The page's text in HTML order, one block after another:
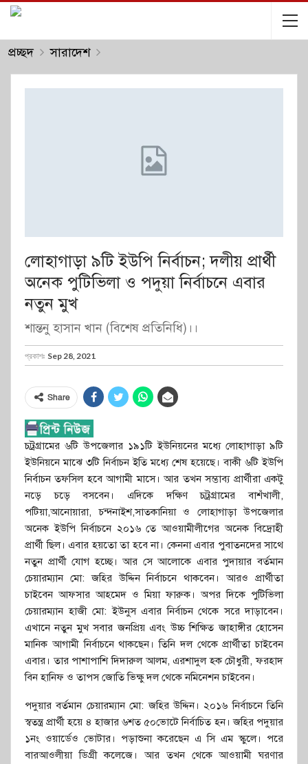
প্রচ্ছদ সারাদেশ
লোহাগাড়া ৯টি ইউপি নির্বাচন; দলীয় প্রার্থী
অনেক পুটিভিলা ও পদুয়া নির্বাচনে এবার
নতুন মুখ
শান্তনু হাসান খান (বিশেষ প্রতিনিধি)।।
প্রকাশঃ Sep 28, 2021
Share
চট্রগ্রামের ৬টি উপজেলার ১৯১টি ইউনিয়নের মধ্যে লোহাগাড়া ৯টি
ইউনিয়নে মাঝে ৩টি নির্বাচন ইতি মধ্যে শেষ হয়েছে। বাকী ৬টি ইউপি
নির্বাচন তফসিল হবে আগামী মাসে। আর তখন সম্ভাব্য প্রার্থীরা একটু
নড়ে চড়ে বসবেন। এদিকে দক্ষিণ চট্রগ্রামের বাশঁখালী,
পটিয়া,আনোয়ারা, চন্দনাইশ,সাতকানিয়া ও লোহাগাড়া উপজেলার
অনেক ইউপি নির্বাচনে ২০১৬ তে আওয়ামীলীগের অনেক বিদ্রোহী
প্রার্থী ছিল। এবার হয়তো তা হবে না। কেননা এবার পুবাতনদের সাথে
নতুন প্রার্থী যোগ হচ্ছে। আর সে আলোকে এবার পুদায়ার বর্তমান
চেয়ারম্যান মো: জহির উদ্দিন নির্বাচনে থাকবেন। আরও প্রার্থীতা
চাইবেন আফসার আহমেদ ও মিয়া ফারুক। অপর দিকে পুটিভিলা
চেয়ারম্যান হাজী মো: ইউনুস এবার নির্বাচন থেকে সরে দাড়াবেন।
এখানে নতুন মুখ সবার জনপ্রিয় এবং উচ্চ শিক্ষিত জাহাঙ্গীর হোসেন
মানিক আগামী নির্বাচনে থাকছেন। তিনি দল থেকে প্রার্থীতা চাইবেন
এবার। তার পাশাপাশি দিদারুল আলম, এরশাদুল হক চৌধুরী, ফরহাদ
বিন হানিফ ও তাপস জোতি ভিক্ষু দল থেকে নমিনেশন চাইবেন।
পদুয়ার বর্তমান চেয়ারম্যান মো: জহির উদ্দিন। ২০১৬ নির্বাচনে তিনি
স্বতন্ত্র প্রার্থী হয়ে ৪ হাজার ৬শত ৫০ভোটে নির্বাচিত হন। জহির পদুয়ার
১নং ওয়ার্ডেও ভোটার। পড়াশুনা করেছেন এ সি এম স্কুলে। পরে
বারআওলীয়া ডিগ্রী কলেজে। আর তখন থেকে আওয়ামী ঘরণার